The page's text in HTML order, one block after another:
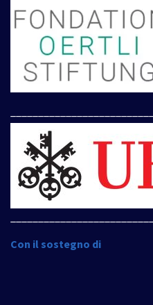
Con il sostegno di